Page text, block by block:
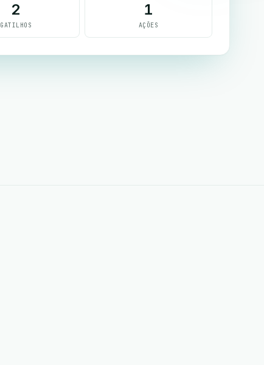
2
GATILHOS
1
AÇÕES